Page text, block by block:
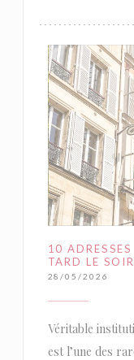
10
TARD LE
28/05/2026
Véritable
est l’une des